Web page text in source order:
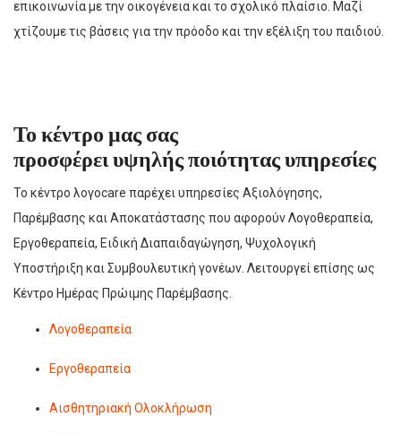
επικοινωνία με την οικογένεια και το σχολικό πλαίσιο. Μαζί
χτίζουμε τις βάσεις για την πρόοδο και την εξέλιξη του παιδιού.
Το κέντρο μας σας
προσφέρειυψηλήςποιότητας υπηρεσίες
Το κέντρο λογοcare παρέχει υπηρεσίες Αξιολόγησης,
Παρέμβασης και Αποκατάστασης που αφορούν Λογοθεραπεία,
Εργοθεραπεία, Ειδική Διαπαιδαγώγηση, Ψυχολογική
Υποστήριξη και Συμβουλευτική γονέων. Λειτουργεί επίσης ως
Κέντρο Ημέρας Πρώιμης Παρέμβασης.
Λογοθεραπεία
Εργοθεραπεία
Αισθητηριακή Ολοκλήρωση